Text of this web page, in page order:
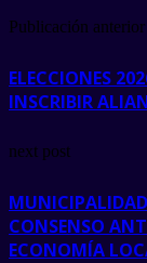
Publicación anterior
ELECCIONES
INSCRIBIR
next post
CONSENSO
ECONOMÍA